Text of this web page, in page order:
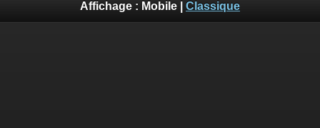
Affichage : Mobile Classique